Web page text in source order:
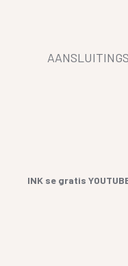
INK se gratis